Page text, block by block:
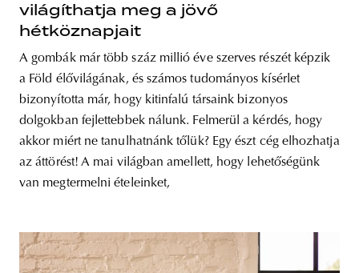
világíthatja meg a jövő
hétköznapjait
A gombák már több száz millió éve szerves részét képzik
a Föld élővilágának, és számos tudományos kísérlet
bizonyította már, hogy kitinfalú társaink bizonyos
dolgokban fejlettebbek nálunk. Felmerül a kérdés, hogy
akkor miért ne tanulhatnánk tőlük? Egy észt cég elhozhatja
az áttörést! A mai világban amellett, hogy lehetőségünk
van megtermelni ételeinket,